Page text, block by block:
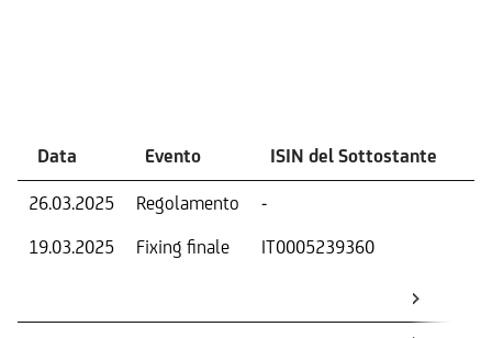
Data Evento ISIN del Sottostante
26.03.2025 Regolamento -
19.03.2025
Fixing finale IT0005239360